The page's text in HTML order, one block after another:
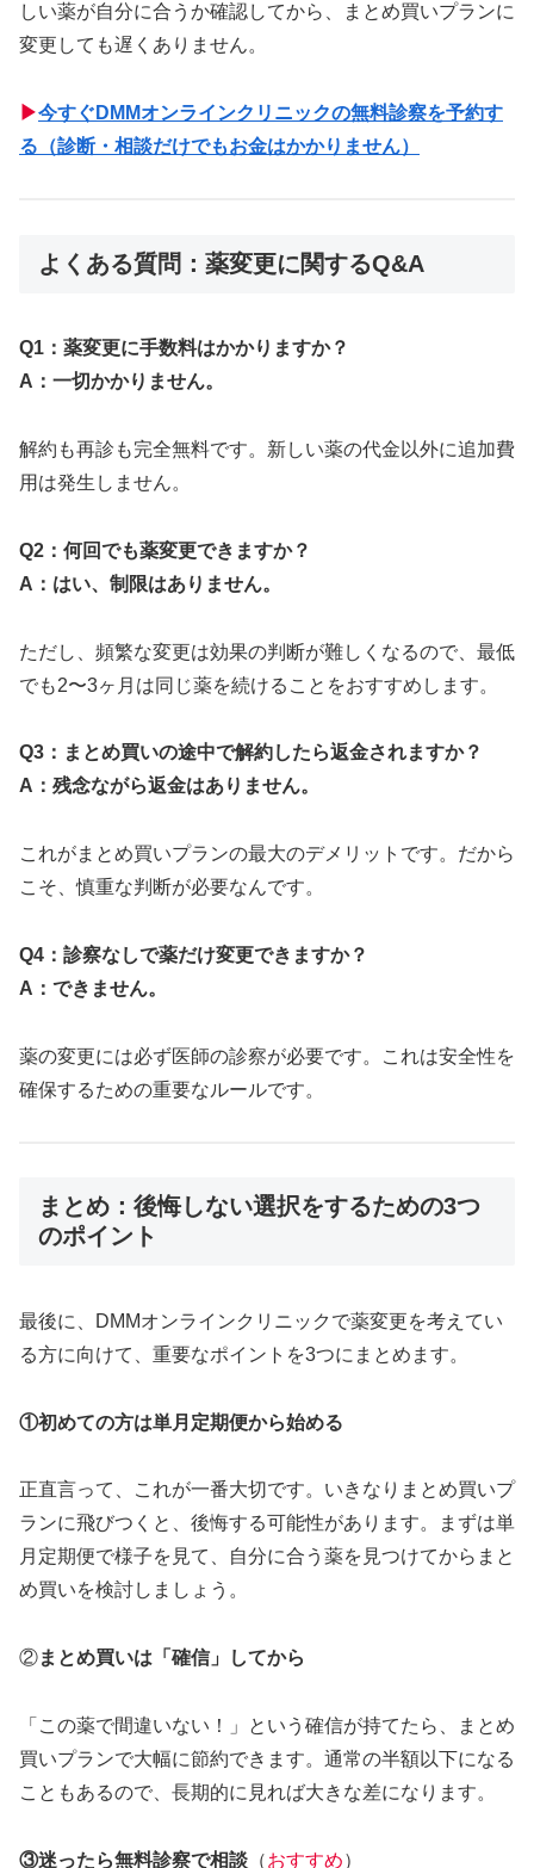
しい薬が自分に合うか確認してから、まとめ買いプランに
変更しても遅くありません。
▶今すぐDMMオンラインクリニックの無料診察を予約す
る（診断・相談だけでもお金はかかりません）
よくある質問：薬変更に関するQ&A
Q1：薬変更に手数料はかかりますか？
A：一切かかりません。
解約も再診も完全無料です。新しい薬の代金以外に追加費
用は発生しません。
Q2：何回でも薬変更できますか？
A：はい、制限はありません。
ただし、頻繁な変更は効果の判断が難しくなるので、最低
でも2〜3ヶ月は同じ薬を続けることをおすすめします。
Q3：まとめ買いの途中で解約したら返金されますか？
A：残念ながら返金はありません。
これがまとめ買いプランの最大のデメリットです。だから
こそ、慎重な判断が必要なんです。
Q4：診察なしで薬だけ変更できますか？
A：できません。
薬の変更には必ず医師の診察が必要です。これは安全性を
確保するための重要なルールです。
まとめ：後悔しない選択をするための3つ
のポイント
最後に、DMMオンラインクリニックで薬変更を考えてい
る方に向けて、重要なポイントを3つにまとめます。
①初めての方は単月定期便から始める
正直言って、これが一番大切です。いきなりまとめ買いプ
ランに飛びつくと、後悔する可能性があります。まずは単
月定期便で様子を見て、自分に合う薬を見つけてからまと
め買いを検討しましょう。
②まとめ買いは「確信」してから
「この薬で間違いない！」という確信が持てたら、まとめ
買いプランで大幅に節約できます。通常の半額以下になる
こともあるので、長期的に見れば大きな差になります。
③迷ったら無料診察で相談 （おすすめ）